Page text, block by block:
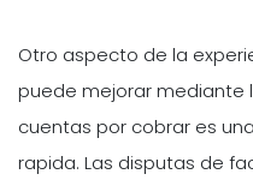
Otro aspecto de la
puede mejorar mediante
cuentas por cobrar es
rapida. Las disputas de